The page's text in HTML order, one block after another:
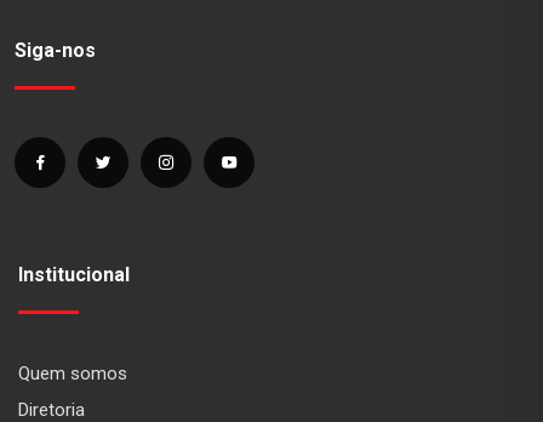
Siga-nos
Institucional
Quem somos
Diretoria